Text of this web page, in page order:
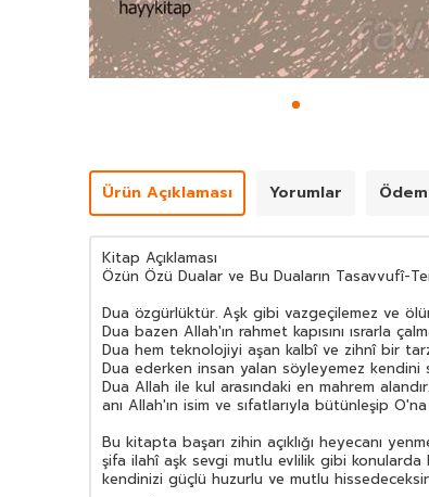
Ürün Açıklaması Yorumlar
Kitap Açıklaması
Özün Özü Dualar ve Bu Duaların Tasavvufî-
Dua özgürlüktür. Aşk gibi vazgeçilemez ve
Dua bazen Allah'ın rahmet kapısını ısrarla
Dua hem teknolojiyi aşan kalbî ve zihnî bir
Dua ederken insan yalan söyleyemez kendini
Dua Allah ile kul arasındaki en mahrem
anı Allah'ın isim ve sıfatlarıyla bütünleşip
Bu kitapta başarı zihin açıklığı heyecanı
şifa ilahî aşk sevgi mutlu evlilik gibi konularda
kendinizi güçlü huzurlu ve mutlu